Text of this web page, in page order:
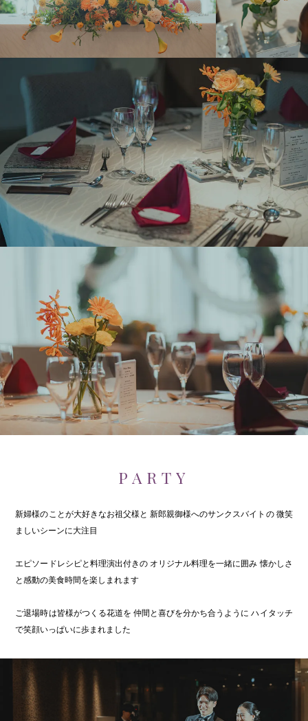
PARTY
新婦様のことが大好きなお祖父様と 新郎親御様へのサンクスバイトの微笑
ましいシーンに大注目
エピソードレシピと料理演出付きのオリジナル料理を一緒に囲み 懐かしさ
と感動の美食時間を楽しまれます
ご退場時は皆様がつくる花道を 仲間と喜びを分かち合うように ハイタッチ
で笑顔いっぱいに歩まれました